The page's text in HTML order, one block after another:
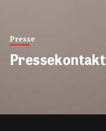
Presse
Pressekontakt